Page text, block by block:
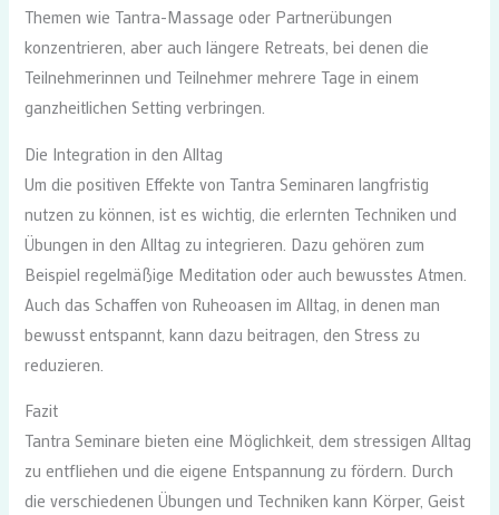
Themen wie Tantra-Massage oder Partnerübungen
konzentrieren, aber auch längere Retreats, bei denen die
Teilnehmerinnen und Teilnehmer mehrere Tage in einem
ganzheitlichen Setting verbringen.
Die Integration in den Alltag
Um die positiven Effekte von Tantra Seminaren langfristig
nutzen zu können, ist es wichtig, die erlernten Techniken und
Übungen in den Alltag zu integrieren. Dazu gehören zum
Beispiel regelmäßige Meditation oder auch bewusstes Atmen.
Auch das Schaffen von Ruheoasen im Alltag, in denen man
bewusst entspannt, kann dazu beitragen, den Stress zu
reduzieren.
Fazit
Tantra Seminare bieten eine Möglichkeit, dem stressigen Alltag
zu entfliehen und die eigene Entspannung zu fördern. Durch
die verschiedenen Übungen und Techniken kann Körper, Geist